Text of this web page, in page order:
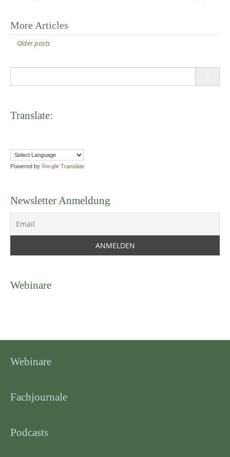
Posts
navigation
More Articles
Older posts
Translate:
Powered by Translate
Newsletter Anmeldung
Webinare
Webinare
Fachjournale
Podcasts